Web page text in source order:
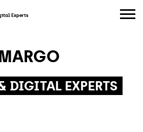
Experts
DIGITAL EXPERTS